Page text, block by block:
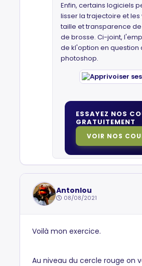
Enfin, certains logiciels
lisser la trajectoire et
taille et transparence
de brosse. Ci-joint,
de kl'option en question
photoshop.
ESSAYEZ NOS
GRATUITEMENT
VOIR NOS
Antonlou
08/08/2021
Voilà mon exercice.
Au niveau du cercle rouge on